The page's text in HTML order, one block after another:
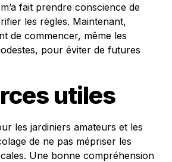
fait prendre conscience de
les règles. Maintenant,
de commencer, même les
pour éviter de futures
utiles
les jardiniers amateurs et les
de ne pas mépriser les
Une bonne compréhension